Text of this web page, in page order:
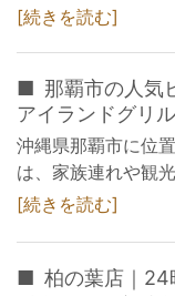
続きを読む
那覇市の人気
アイランドグリ
沖縄県那覇市に位
は、家族連れや観
続きを読む
柏の葉店｜24